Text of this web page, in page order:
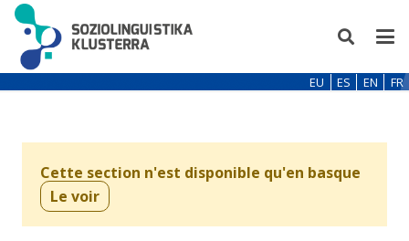
EU ES EN FR
Cette section n'est disponible qu'en basque
Le voir